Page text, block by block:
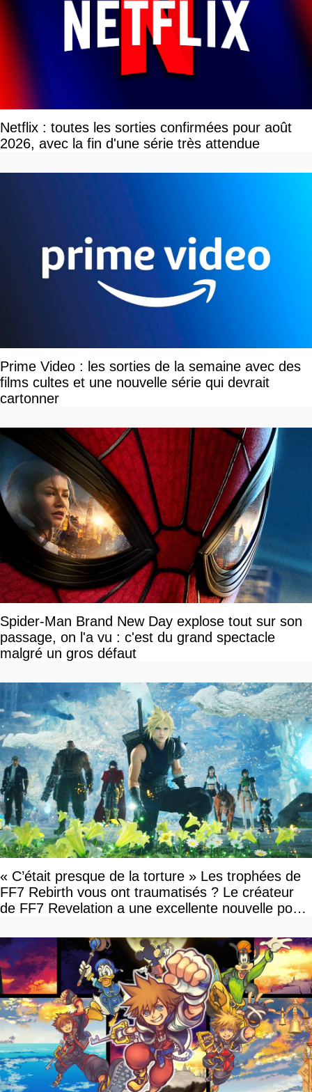
Netflix : toutes les sorties confirmées pour août
2026, avec la fin d'une série très attendue
Prime Video : les sorties de la semaine avec des
films cultes et une nouvelle série qui devrait
cartonner
Spider-Man Brand New Day explose tout sur son
passage, on l'a vu : c'est du grand spectacle
malgré un gros défaut
« C’était presque de la torture » Les trophées de
FF7 Rebirth vous ont traumatisés ? Le créateur
de FF7 Revelation a une excellente nouvelle pour